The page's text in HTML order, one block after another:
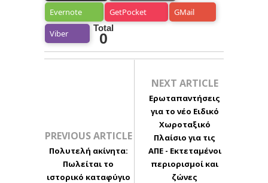
Evernote GetPocket GMail
Viber
Total
0
PREVIOUS ARTICLE
Πολυτελή ακίνητα:
Πωλείται το
ιστορικό καταφύγιο
NEXT ARTICLE
Ερωταπαντήσεις
για το νέο Ειδικό
Χωροταξικό
Πλαίσιο για τις
ΑΠΕ - Εκτεταμένοι
περιορισμοί και
ζώνες